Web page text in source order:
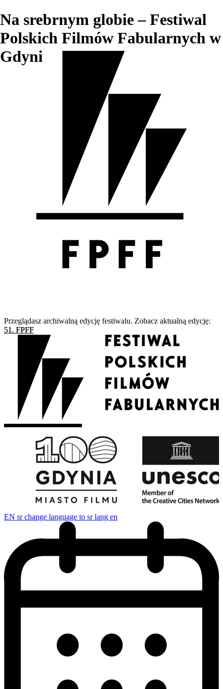
Na srebrnym globie – Festiwal
Polskich Filmów Fabularnych w
Gdyni
Przeglądasz archiwalną edycję festiwalu. Zobacz aktualną edycję:
51. FPFF
EN sr change language to sr lang en